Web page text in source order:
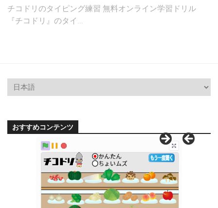
チコドリのタイピング練習 無料オンライン学習ドリル
『チコドリ』のタイ...
おすすめコンテンツ